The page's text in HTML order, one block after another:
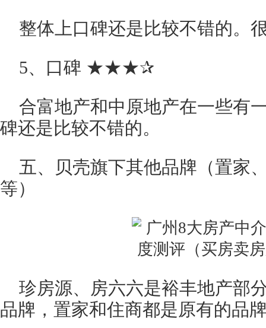
整体上口碑还是比较不错的。
5、口碑 ★★★✰
合富地产和中原地产在一些有
碑还是比较不错的。
五、贝壳旗下其他品牌（置家
等）
珍房源、房六六是裕丰地产部
品牌，置家和住商都是原有的品